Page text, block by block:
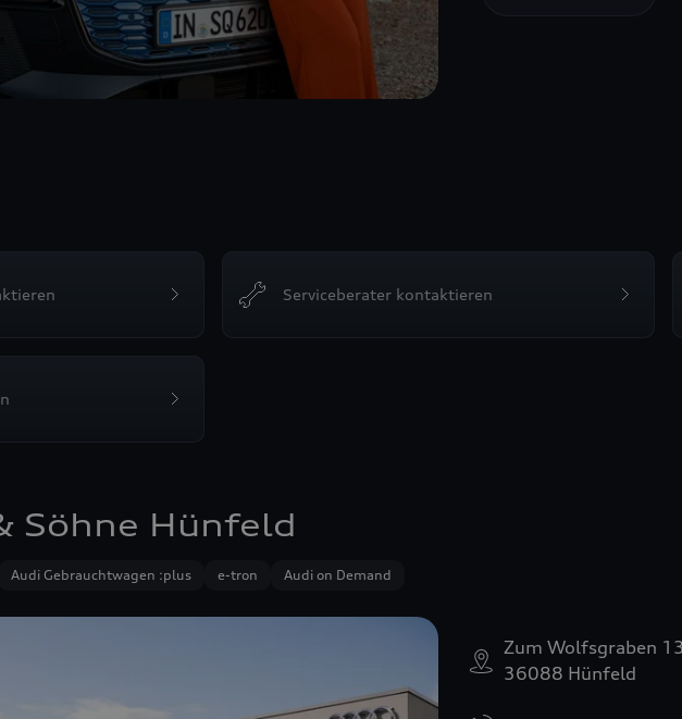
Serviceberater kontaktieren
Söhne Hünfeld
Audi Gebrauchtwagen :plus e-tron Audi on Demand
Zum Wolfsgraben
36088 Hünfeld